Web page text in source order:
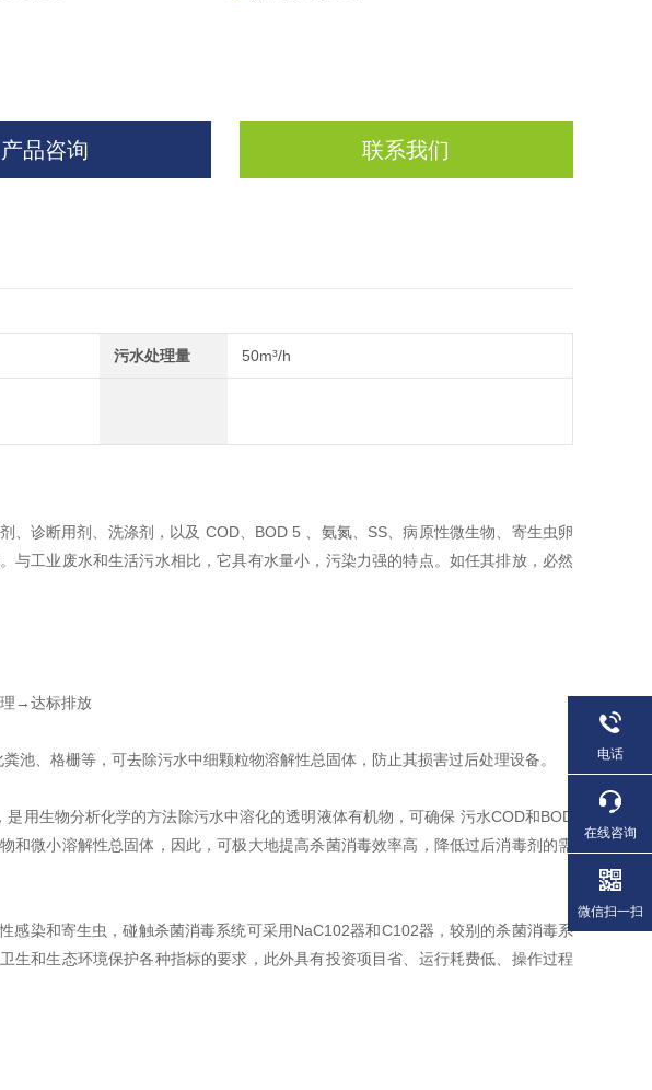
产品咨询 联系我们
污水处理量 50m³/h
、诊断用剂、洗涤剂，以及 COD、BOD 5 、氨氮、SS、病原性微生物、寄生虫卵
与工业废水和生活污水相比，它具有水量小，污染力强的特点。如任其排放，必然
→达标排放
池、格栅等，可去除污水中细颗粒物溶解性总固体，防止其损害过后处理设备。
用生物分析化学的方法除污水中溶化的透明液体有机物，可确保 污水COD和BOD
和微小溶解性总固体，因此，可极大地提高杀菌消毒效率高，降低过后消毒剂的需
感染和寄生虫，碰触杀菌消毒系统可采用NaC102器和C102器，较别的杀菌消毒系
生和生态环境保护各种指标的要求，此外具有投资项目省、运行耗费低、操作过程
电话
在线咨询
微信扫一扫